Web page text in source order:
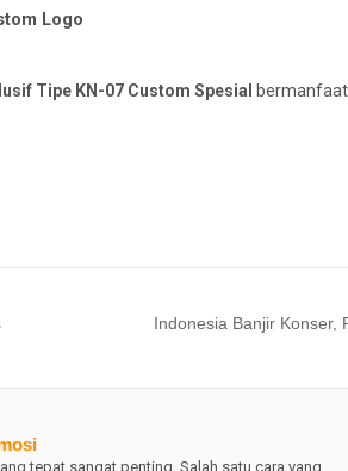
Logo
Tipe KN-07 Custom Spesial bermanfaat
Indonesia Banjir Konser,
tepat sangat penting. Salah satu cara yang…